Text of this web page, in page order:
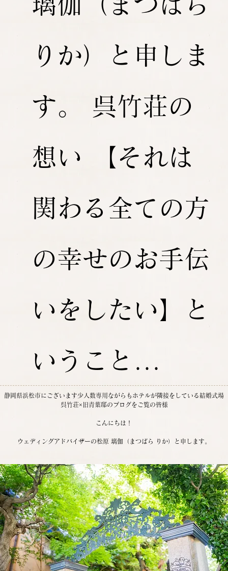
静岡県浜松市にございます少人数専用ながらもホテルが隣接をしている結婚式場
呉竹荘×旧青葉邸のブログをご覧の皆様
こんにちは！
ウェディングアドバイザーの松原 璃伽（まつばら りか）と申します。
りか）と申しま
す。 呉竹荘の
想い 【それは
関わる全ての方
の幸せのお手伝
いをしたい】と
いうこと...